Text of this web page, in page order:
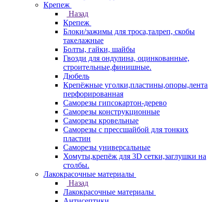
Крепеж
Назад
Крепеж
Блоки/зажимы для троса,талреп, скобы
такелажные
Болты, гайки, шайбы
Гвозди для ондулина, оцинкованные,
строительные,финишные.
Дюбель
Крепёжные уголки,пластины,опоры,лента
перфорированная
Саморезы гипсокартон-дерево
Саморезы конструкционные
Саморезы кровельные
Саморезы с прессшайбой для тонких
пластин
Саморезы универсальные
Хомуты,крепёж для 3D сетки,заглушки на
столбы.
Лакокрасочные материалы
Назад
Лакокрасочные материалы